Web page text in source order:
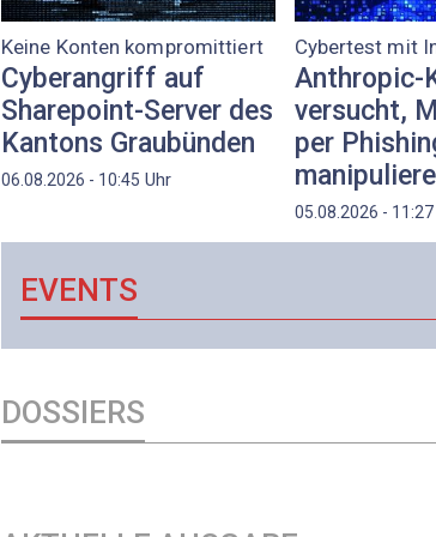
Keine Konten kompromittiert
Cyberangriff auf
Sharepoint-Server des
Kantons Graubünden
06.08.2026 - 10:45 Uhr
Cybertest mit
Anthropic-
versucht,
per
05.08.2026 - 11:27
EVENTS
DOSSIERS